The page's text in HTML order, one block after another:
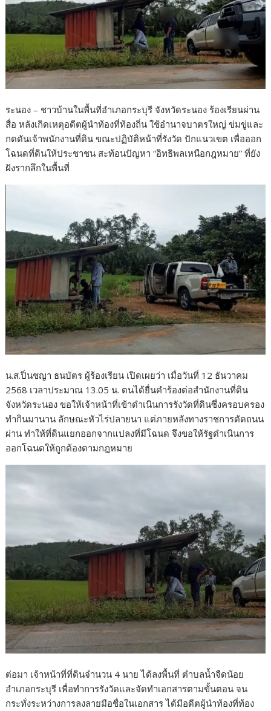
ระนอง – ชาวบ้านในพื้นที่อำเภอกระบุรี จังหวัดระนอง ร้องเรียนผ่าน
สื่อ หลังเกิดเหตุอดีตผู้นำท้องที่ท้องถิ่น ใช้อำนาจบาตรใหญ่ ข่มขู่และ
กดดันเจ้าพนักงานที่ดิน ขณะปฏิบัติหน้าที่รังวัด ปักแนวเขต เพื่อออก
โฉนดที่ดินให้ประชาชน สะท้อนปัญหา “อิทธิพลเหนือกฎหมาย” ที่ยัง
ฝังรากลึกในพื้นที่
น.ส.ปิ่นชญา ธนบัตร ผู้ร้องเรียน เปิดเผยว่า เมื่อวันที่ 12 ธันวาคม
2568 เวลาประมาณ 13.05 น. ตนได้ยื่นคำร้องต่อสำนักงานที่ดิน
จังหวัดระนอง ขอให้เจ้าหน้าที่เข้าดำเนินการรังวัดที่ดินซึ่งครอบครอง
ทำกินมานาน ลักษณะหัวไร่ปลายนา แต่ภายหลังทางราชการตัดถนน
ผ่าน ทำให้ที่ดินแยกออกจากแปลงที่มีโฉนด จึงขอให้รัฐดำเนินการ
ออกโฉนดให้ถูกต้องตามกฎหมาย
ต่อมา เจ้าหน้าที่ที่ดินจำนวน 4 นาย ได้ลงพื้นที่ ตำบลน้ำจืดน้อย
อำเภอกระบุรี เพื่อทำการรังวัดและจัดทำเอกสารตามขั้นตอน จน
กระทั่งระหว่างการลงลายมือชื่อในเอกสาร ได้มีอดีตผู้นำท้องที่ท้อง